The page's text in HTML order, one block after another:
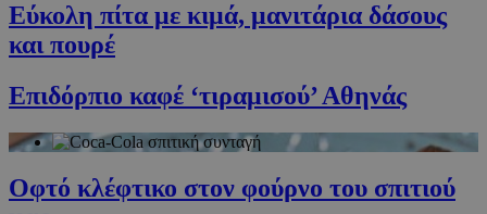
Εύκολη πίτα με κιμά, μανιτάρια δάσους
και πουρέ
Επιδόρπιο καφέ ‘τιραμισού’ Αθηνάς
Οφτό κλέφτικο στον φούρνο του σπιτιού